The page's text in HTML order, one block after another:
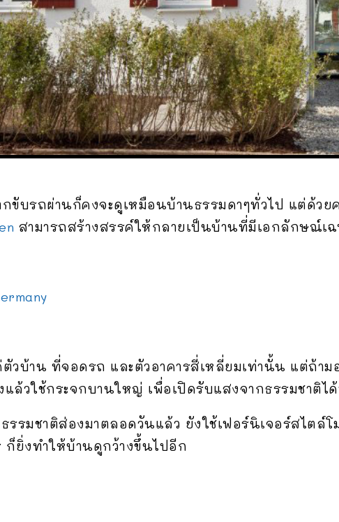
ขับรถผ่านก็คงจะดูเหมือนบ้านธรรมดาๆทั่วไป แต่ด้วย
สามารถสร้างสรรค์ให้กลายเป็นบ้านที่มีเอกลักษณ์เฉ
วบ้าน ที่จอดรถ และตัวอาคารสี่เหลี่ยมเท่านั้น แต่ถ้า
แล้วใช้กระจกบานใหญ่ เพื่อเปิดรับแสงจากธรรมชาติไ
รรมชาติส่องมาตลอดวันแล้ว ยังใช้เฟอร์นิเจอร์สไต
ก็ยิ่งทำให้บ้านดูกว้างขึ้นไปอีก